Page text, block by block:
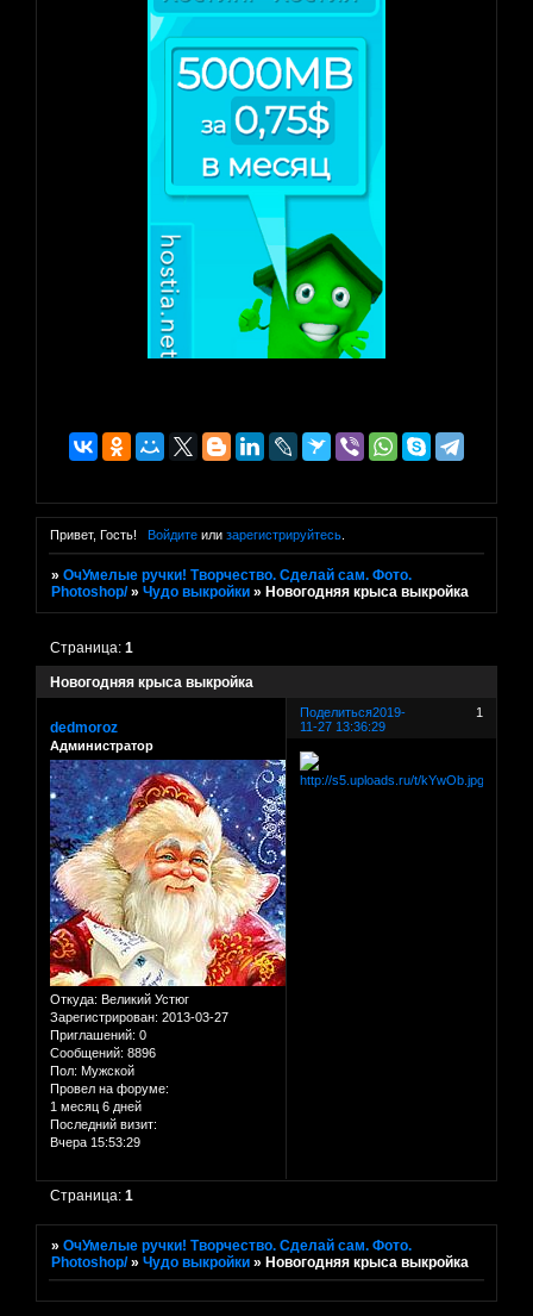
Привет, Гость! Войдитеили зарегистрируйтесь.
»ОчУмелые ручки! Творчество. Сделай сам. Фото.
Photoshop/ »Чудо выкройки » Новогодняя крыса выкройка
Новогодняя крыса выкройка
Страница:1
Поделиться 1
2019-
11-27 13:36:29
dedmoroz
Администратор
Откуда: Великий Устюг
Зарегистрирован: 2013-03-27
Приглашений: 0
Сообщений: 8896
Пол: Мужской
Провел на форуме:
1 месяц 6 дней
Последний визит:
Вчера 15:53:29
Страница:1
»ОчУмелые ручки! Творчество. Сделай сам. Фото.
Photoshop/ »Чудо выкройки »Новогодняя крыса выкройка